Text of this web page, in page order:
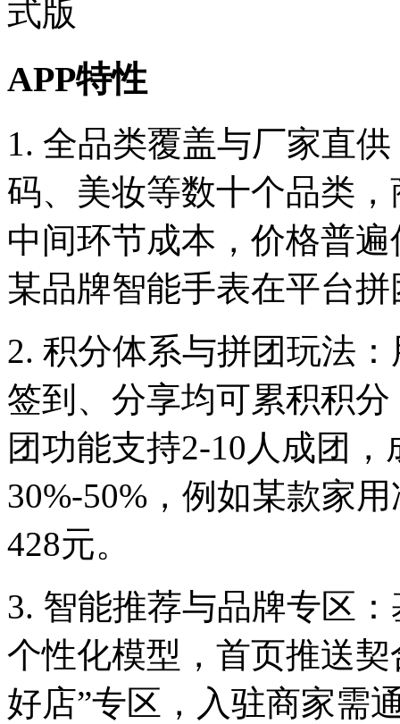
APP特性
1. 全品类覆盖与厂家直
码、美妆等数十个品类
中间环节成本，价格普
某品牌智能手表在平台
2. 积分体系与拼团玩法
签到、分享均可累积积
团功能支持2-10人成团
30%-50%，例如某款家
428元。
3. 智能推荐与品牌专区
个性化模型，首页推送
好店”专区，入驻商家需